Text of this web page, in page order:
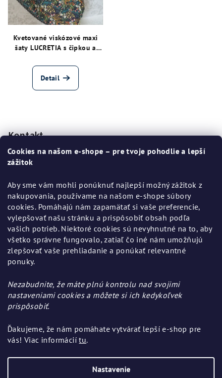
Cookies na našom e-shope – pre tvoje pohodlie a lepší
zážitok
Aby sme vám mohli ponúknuť najlepší možný zážitok z
nakupovania, používame na našom e-shope súbory
cookies. Pomáhajú nám zapamätať si vaše preferencie,
vylepšovať našu stránku a prispôsobiť obsah podľa
vašich potrieb. Niektoré cookies sú nevyhnutné na to, aby
všetko správne fungovalo, zatiaľ čo iné nám umožňujú
zlepšovať vaše prehliadanie a ponúkať relevantné
ponuky.
Nezabudnite, že máte plnú kontrolu nad svojimi
nastaveniami cookies a môžete si ich kedykoľvek
prispôsobiť.
Ďakujeme, že nám pomáhate vytvárať lepší e-shop pre
vás! Viac informáciítu.
Nastavenie
Kvetované viskózové maxi
šaty LUCRETIA s čipkou a
Detail
pKontakt
Informácie pre vás
Všeobecné obchodné podmienky
Ochrana osobných údajov
Výmena, vrátenie a reklamácia tovaru
Pinterest